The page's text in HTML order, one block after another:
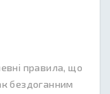
правила, що
бездоганним